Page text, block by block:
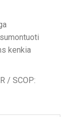
kenkia
/ SCOP: